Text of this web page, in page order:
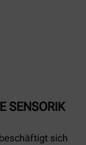
SENSORIK
sich